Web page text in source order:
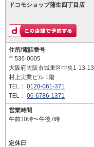
ドコモショップ蒲生四丁目店
住所/電話番号
〒536-0005
大阪府大阪市城東区中央1-13-13
村上実業ビル 1階
TEL： 0120-061-371
TEL： 06-6786-1371
営業時間
午前10時〜午後7時
定休日